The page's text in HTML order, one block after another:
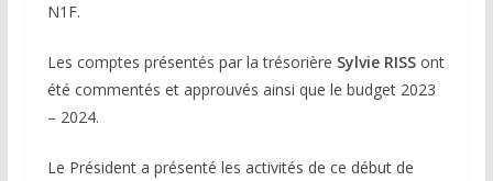
N1F.
Les comptes présentés par la trésorière Sylvie RISSont
été commentés et approuvés ainsi que le budget 2023
– 2024.
Le Président a présenté les activités de ce début de